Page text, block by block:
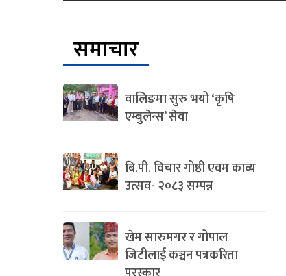
समाचार
वालिङमा सुरु भयो ‘कृषि
एम्बुलेन्स’ सेवा
बि.पी. विचार गोष्ठी एवम काव्य
उत्सव- २०८३ सम्पन्न
खेम सारुमगर र गोपाल
जिटीलाई कञ्चन पत्रकरिता